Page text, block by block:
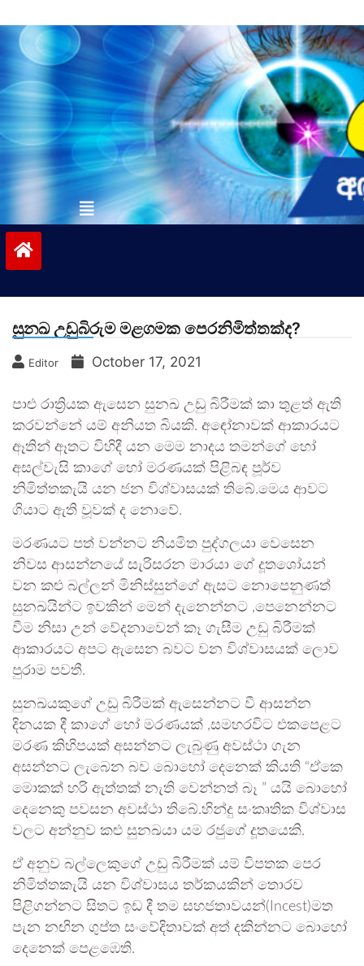
to
contentvinivida.lk
සුනඛ උඩුබිරුම මළගමක පෙරනිමිත්තක්ද?
Editor October 17, 2021
පාළු රාත්‍රියක ඇසෙන සුනඛ උඩු බිරීමක් කා තුළත් ඇති
කරවන්නේ යම් අනියත බියකි. අඳෝනාවක් ආකාරයට
ඈතින් ඈතට විහිදී යන මෙම නාදය තමන්ගේ හෝ
අසල්වැසි කාගේ හෝ මරණයක් පිළිබඳ පූර්ව
නිමිත්තකැයි යන ජන විශ්වාසයක් තිබේ.මෙය ආවට
ගියාට ඇති වූවක් ද නොවේ.
මරණයට පත් වන්නට නියමිත පුද්ගලයා වෙසෙන
නිවස ආසන්නයේ සැරිසරන මාරයා ගේ දූතශෝයන්
වන කළු බල්ලන් මිනිස්සුන්ගේ ඇසට නොපෙනුණත්
සුනඛයින්ට ඉවකින් මෙන් දැනෙන්නට ,පෙනෙන්නට
වීම නිසා උන් වේදනාවෙන් කෑ ගැසීම උඩු බිරීමක්
ආකාරයට අපට ඇසෙන බවට වන විශ්වාසයක් ලොව
පුරාම පවතී.
සුනඛයකුගේ උඩු බිරීමක් ඇසෙන්නට වී ආසන්න
දිනයක දී කාගේ හෝ මරණයක් ,සමහරවිට එකපෙළට
මරණ කිහිපයක් අසන්නට ලැබුණු අවස්ථා ගැන
අසන්නට ලැබෙන බව බොහෝ දෙනෙක් කියති “ඒකෙ
මොකක් හරි ඇත්තක් නැති වෙන්නත් බෑ ” යයි බොහෝ
දෙනෙකු පවසන අවස්ථා තිබේ.හින්දු සංකෘතික විශ්වාස
වලට අන්නුව කළු සුනඛයා යම රජුගේ දූතයෙකි.
ඒ අනුව බල්ලෙකුගේ උඩු බිරීමක් යම් විපතක පෙර
නිමිත්තකැයි යන විශ්වාසය තර්කයකින් තොරව
පිළිගන්නට සිතට ඉඩ දී තම සහජතාවයන්(Incest)මත
පැන නඟින ගුප්ත සංවේදිතාවක් අත් දකින්නට බොහෝ
දෙනෙක් පෙළඹෙති.